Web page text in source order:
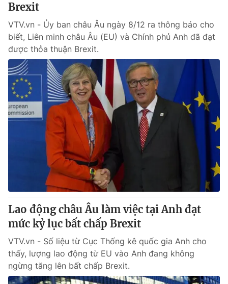
Brexit
VTV.vn - Ủy ban châu Âu ngày 8/12 ra thông báo cho
biết, Liên minh châu Âu (EU) và Chính phủ Anh đã đạt
được thỏa thuận Brexit.
Lao động châu Âu làm việc tại Anh đạt
mức kỷ lục bất chấp Brexit
VTV.vn - Số liệu từ Cục Thống kê quốc gia Anh cho
thấy, lượng lao động từ EU vào Anh đang không
ngừng tăng lên bất chấp Brexit.